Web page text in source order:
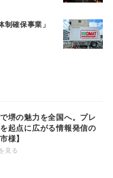
制確保事業」
堺の魅力を全国へ。プレ
起点に広がる情報発信の
様】
見る